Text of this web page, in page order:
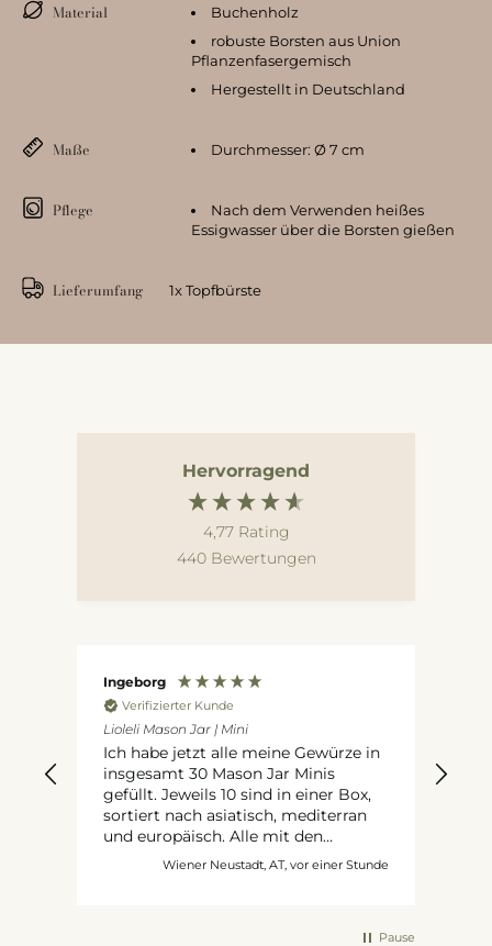
Material
Buchenholz
robuste Borsten aus Union
Pflanzenfasergemisch
Hergestellt in Deutschland
Maße Durchmesser: Ø 7 cm
Pflege
Nach dem Verwenden heißes
Essigwasser über die Borsten gießen
Lieferumfang 1x Topfbürste
Hervorragend
4,77 Rating
440 Bewertungen
Ingeborg
Verifizierter Kunde
Lioleli Mason Jar | Mini
Ich habe jetzt alle meine Gewürze in
insgesamt 30 Mason Jar Minis
gefüllt. Jeweils 10 sind in einer Box,
sortiert nach asiatisch, mediterran
und europäisch. Alle mit den
schwarzen Labels von euch beklebt
und mit dem genialen Kreidestift
Wiener Neustadt, AT, vor einer Stunde
Pause